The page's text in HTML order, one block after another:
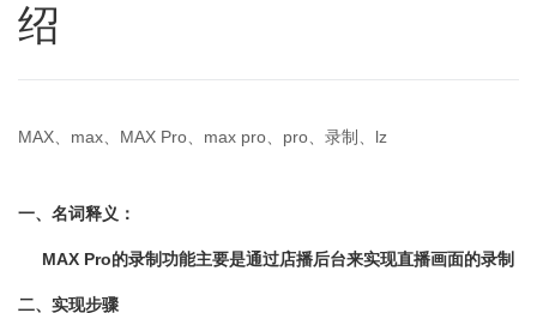
绍
MAX、max、MAX Pro、max pro、pro、录制、lz
一、名词释义：
MAX Pro的录制功能主要是通过店播后台来实现直播画面的录制
二、实现步骤